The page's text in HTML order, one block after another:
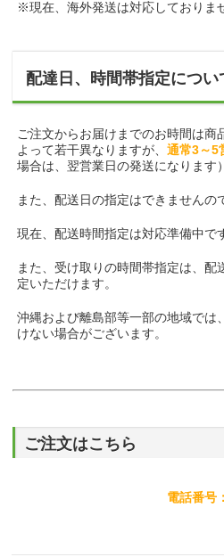
※現在、海外発送は対応しておりま
配達日、時間帯指定につい
ご注文からお届けまでのお時間は商
よって若干異なりますが、通常3～5
場合は、翌営業日の発送になります）
また、配送日の指定はできませんの
現在、配送時間指定は対応準備中で
また、受け取りの時間帯指定は、
定いただけます。
沖縄および離島部等一部の地域では
けない場合がございます。
ご注文はこちら
電話番号：03-